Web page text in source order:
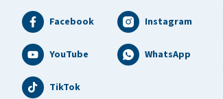
Facebook Instagram
YouTube WhatsApp
TikTok